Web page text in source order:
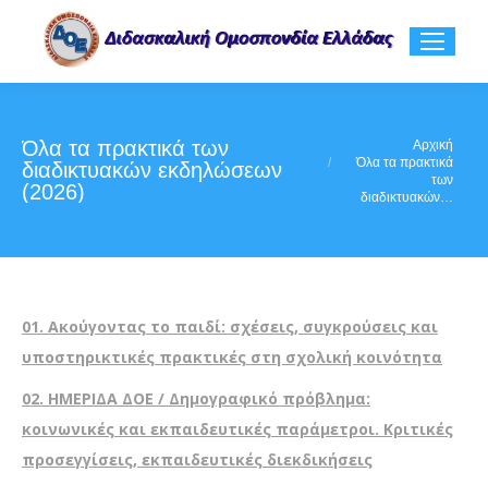
Όλα τα πρακτικά των
διαδικτυακών εκδηλώσεων
(2026)
Αρχική
Όλα τα πρακτικά
των
διαδικτυακών…
01. Ακούγοντας το παιδί: σχέσεις, συγκρούσεις και
υποστηρικτικές πρακτικές στη σχολική κοινότητα
02. ΗΜΕΡΙΔΑ ΔΟΕ / Δημογραφικό πρόβλημα:
κοινωνικές και εκπαιδευτικές παράμετροι. Κριτικές
προσεγγίσεις, εκπαιδευτικές διεκδικήσεις